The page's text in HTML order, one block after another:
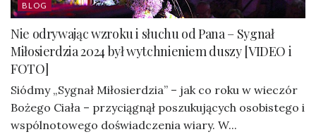
BLOG
Nie odrywając wzroku i słuchu od Pana – Sygnał
Miłosierdzia 2024 był wytchnieniem duszy [VIDEO i
FOTO]
Siódmy „Sygnał Miłosierdzia” – jak co roku w wieczór
Bożego Ciała – przyciągnął poszukujących osobistego i
wspólnotowego doświadczenia wiary. W...